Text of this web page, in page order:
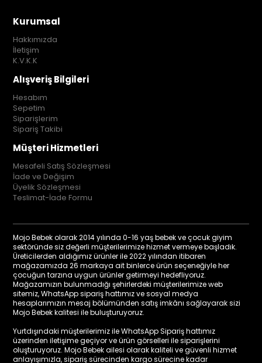
Kurumsal
Hakkımızda
İletişim
K.V.K.K
Alışveriş Bilgileri
Hesabım
Sepetim
Siparişlerim
Sipariş Takibi
Müşteri Hizmetleri
Mesafeli Satış Sözleşmesi
İade ve Değişim
Üyelik Sözleşmesi
Teslimat-İade Formu
Mojo Bebek olarak 2014 yılında 0-16 yaş bebek ve çocuk giyim
sektöründe siz değerli müşterilerimize hizmet vermeye başladık.
Üreticilerden aldığımız ürünler ile 2022 yılından itibaren
mağazamızda 26 markaya ait binlerce ürün seçeneğiyle her
çocuğun tarzına uygun ürünler getirmeyi hedefliyoruz.
Mağazamızın bulunmadığı şehirlerdeki müşterilerimize web
sitemiz, WhatsApp sipariş hattımız ve sosyal medya
hesaplarımızın mesaj bölümünden satış imkânı sağlayarak sizi
Mojo Bebek kalitesi ile buluşturuyoruz.
Yurtdışındaki müşterilerimiz ile WhatsApp Sipariş hattımız
üzerinden iletişime geçiyor ve ürün görselleri ile siparişlerini
oluşturuyoruz. Mojo Bebek ailesi olarak kaliteli ve güvenli hizmet
anlayışımızla, sipariş sürecinden kargo sürecine kadar